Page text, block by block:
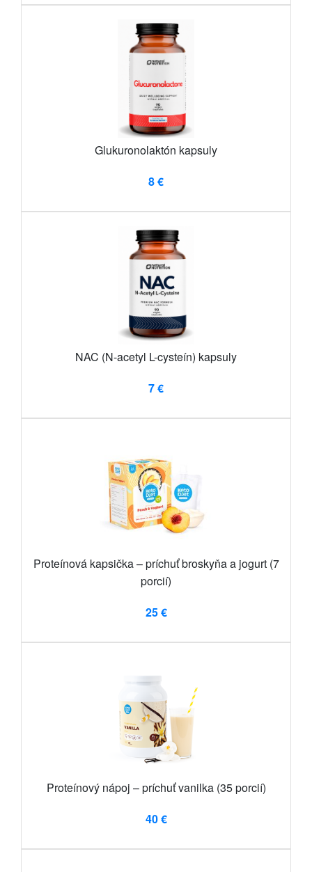
Glukuronolaktón kapsuly
8 €
NAC (N-acetyl L-cysteín) kapsuly
7 €
Proteínová kapsička – príchuť broskyňa a jogurt (7
porcií)
25 €
Proteínový nápoj – príchuť vanilka (35 porcií)
40 €